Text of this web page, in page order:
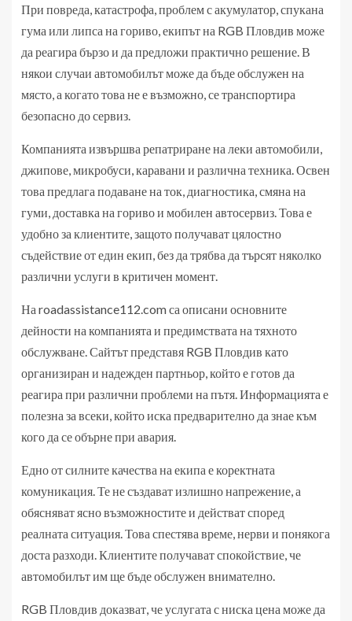
При повреда, катастрофа, проблем с акумулатор, спукана
гума или липса на гориво, екипът на RGB Пловдив може
да реагира бързо и да предложи практично решение. В
някои случаи автомобилът може да бъде обслужен на
място, а когато това не е възможно, се транспортира
безопасно до сервиз.
Компанията извършва репатриране на леки автомобили,
джипове, микробуси, каравани и различна техника. Освен
това предлага подаване на ток, диагностика, смяна на
гуми, доставка на гориво и мобилен автосервиз. Това е
удобно за клиентите, защото получават цялостно
съдействие от един екип, без да трябва да търсят няколко
различни услуги в критичен момент.
На roadassistance112.com са описани основните
дейности на компанията и предимствата на тяхното
обслужване. Сайтът представя RGB Пловдив като
организиран и надежден партньор, който е готов да
реагира при различни проблеми на пътя. Информацията е
полезна за всеки, който иска предварително да знае към
кого да се обърне при авария.
Едно от силните качества на екипа е коректната
комуникация. Те не създават излишно напрежение, а
обясняват ясно възможностите и действат според
реалната ситуация. Това спестява време, нерви и понякога
доста разходи. Клиентите получават спокойствие, че
автомобилът им ще бъде обслужен внимателно.
RGB Пловдив доказват, че услугата с ниска цена може да